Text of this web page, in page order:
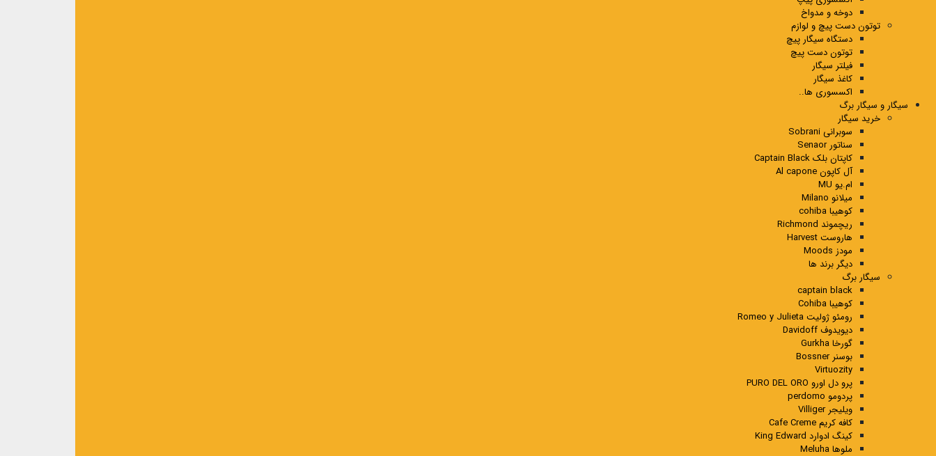
دوخه و مدواخ
توتون دست پیچ و لوازم
دستگاه سیگار پیچ
توتون دست پیچ
فیلتر سیگار
کاغذ سیگار
اکسسوری ها..
سیگار و سیگار برگ
خرید سیگار
سوبرانی Sobrani
سناتور Senaor
کاپتان بلک Captain Black
آل کاپون Al capone
ام.یو MU
میلانو Milano
کوهیبا cohiba
ریچموند Richmond
هاروست Harvest
مودز Moods
دیگر برند ها
سیگار برگ
captain black
کوهیبا Cohiba
رومئو ژولیت Romeo y Julieta
دیویدوف Davidoff
گورخا Gurkha
بوسنر Bossner
Virtuozity
پرو دل اورو PURO DEL ORO
پردومو perdomo
ویلیجر Villiger
کافه کریم Cafe Creme
کینگ ادوارد King Edward
ملوها Meluha